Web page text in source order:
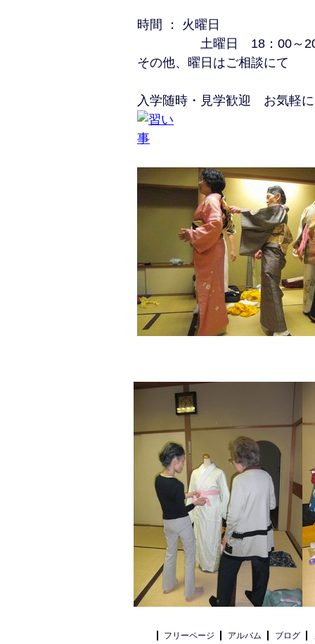
時間 ： 火曜日
土曜日 18：00～20
その他、曜日はご相談にて
入学随時・見学歓迎 お気軽
フリーページ アルバム ブログ